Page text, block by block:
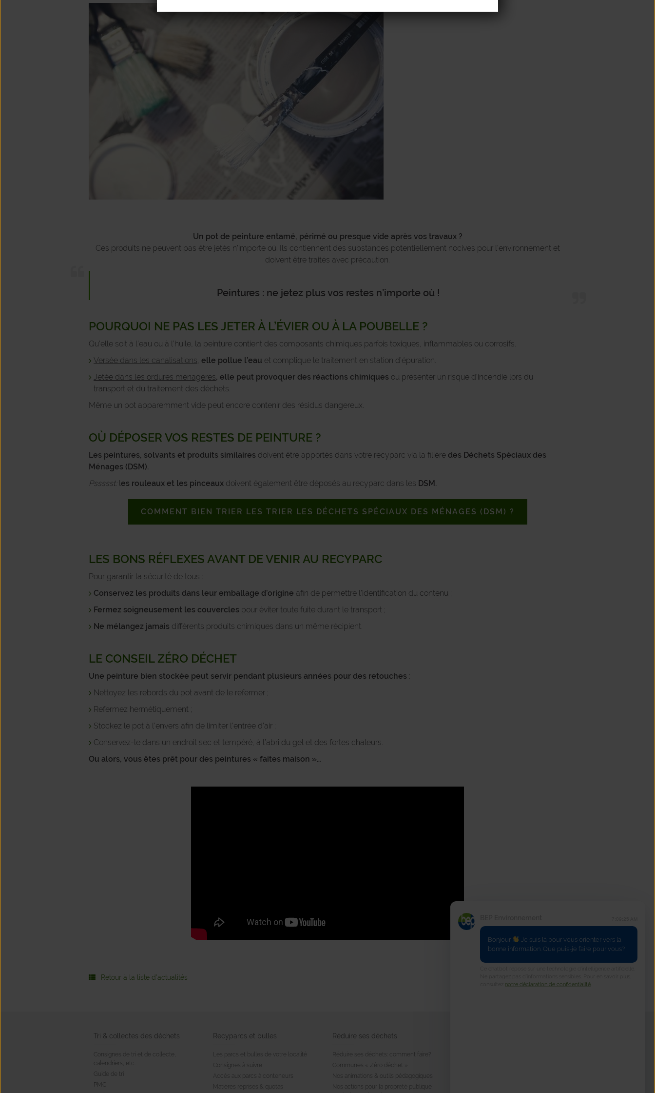
Un pot de peinture entamé, périmé ou presque vide après vos travaux ?
Ces produits ne peuvent pas être jetés n’importe où. Ils contiennent des substances potentiellement nocives pour l’environnement et
doivent être traités avec précaution.
Peintures : ne jetez plus vos restes n’importe où !
POURQUOI NE PAS LES JETER À L’ÉVIER OU À LA POUBELLE ?
Qu’elle soit à l’eau ou à l’huile, la peinture contient des composants chimiques parfois toxiques, inflammables ou corrosifs.
Versée dans les canalisations, elle pollue l’eau et complique le traitement en station d’épuration.
Jetée dans les ordures ménagères, elle peut provoquer des réactions chimiques ou présenter un risque d’incendie lors du
transport et du traitement des déchets.
Même un pot apparemment vide peut encore contenir des résidus dangereux.
OÙ DÉPOSER VOS RESTES DE PEINTURE ?
Les peintures, solvants et produits similaires doivent être apportés dans votre recyparc via la filière des Déchets Spéciaux des
Ménages (DSM).
Pssssst:les rouleaux et les pinceaux doivent également être déposés au recyparc dans les DSM.
COMMENT BIEN TRIER LES TRIER LES DÉCHETS SPÉCIAUX DES MÉNAGES (DSM) ?
LES BONS RÉFLEXES AVANT DE VENIR AU RECYPARC
Pour garantir la sécurité de tous :
Conservez les produits dans leur emballage d’origine afin de permettre l’identification du contenu ;
Fermez soigneusement les couvercles pour éviter toute fuite durant le transport ;
Ne mélangez jamais différents produits chimiques dans un même récipient.
LE CONSEIL ZÉRO DÉCHET
Une peinture bien stockée peut servir pendant plusieurs années pour des retouches :
Nettoyez les rebords du pot avant de le refermer ;
Refermez hermétiquement ;
Stockez le pot à l’envers afin de limiter l’entrée d’air ;
Conservez-le dans un endroit sec et tempéré, à l’abri du gel et des fortes chaleurs.
Ou alors, vous êtes prêt pour des peintures « faites maison »…
Retour à la liste d'actualités
Tri & collectes des déchets
Consignes de tri et de collecte,
calendriers, etc.
Guide de tri
PMC
Recyparcs et bulles
Les parcs et bulles de votre localité
Consignes à suivre
Accés aux parcs à conteneurs
Matières reprises & quotas
Réduire ses déchets
Réduire ses déchets: comment faire?
Communes « Zéro déchet »
Nos animations & outils pédagogiques
Nos actions pour la propreté publique
Bonjour
Je suis là pour vous orienter vers la
bonne information. Que puis-je faire pour vous?
notre déclaration de confidentialité